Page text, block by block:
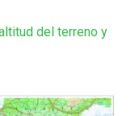
del terreno y